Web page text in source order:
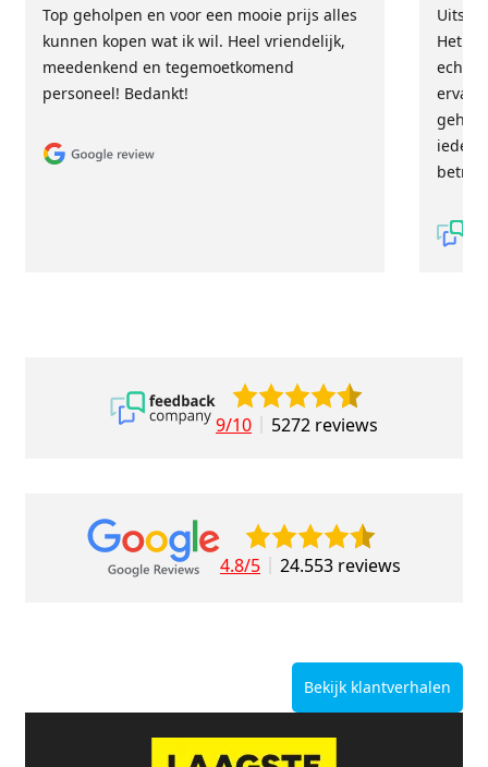
Top geholpen en voor een mooie prijs alles
kunnen kopen wat ik wil. Heel vriendelijk,
meedenkend en tegemoetkomend
personeel! Bedankt!
Het
echt
9/10 5272 reviews
4.8/5 24.553 reviews
Bekijk klantverhalen